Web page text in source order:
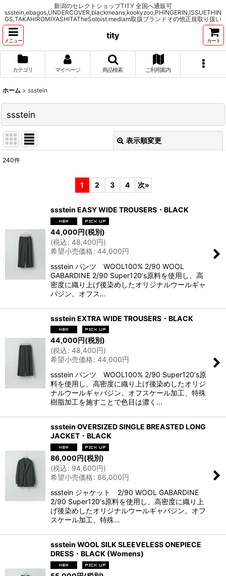
新潟のセレクトショップTITY 全国へ通販可
ssstein,ebagos,UNDERCOVER,blackmeans,kookyzoo,PHINGERIN,ISSUETHIN
GS,TAKAHIROMIYASHITATheSoloist.mediam取扱ブランドその他正規取り扱い
メニュー
tity
カート
カテゴリ マイページ 商品検索 ご利用案内
ホーム > ssstein
ssstein
表示順変更
絞り込む
240件
1 2 3 4 次»
ssstein EASY WIDE TROUSERS・BLACK
44,000円(税別)
(税込: 48,400円)
希望小売価格: 44,000円
ssstein パンツ WOOL100% 2/90 WOOL
GABARDINE 2/90 Super120ʼs原料を使用し、高
密度に織り上げ後染めしたオリジナルウールギャ
バジン。オフス…
ssstein EXTRA WIDE TROUSERS・BLACK
44,000円(税別)
(税込: 48,400円)
希望小売価格: 44,000円
ssstein パンツ WOOL100% 2/90 Super120ʼs原
料を使用し、高密度に織り上げ後染めしたオリジ
ナルウールギャバジン。オフスケール加工、特殊
樹脂加工を施すことで色目は濃く…
ssstein OVERSIZED SINGLE BREASTED LONG
JACKET・BLACK
86,000円(税別)
(税込: 94,600円)
希望小売価格: 86,000円
ssstein ジャケット 2/90 WOOL GABARDINE
2/90 Super120ʼs原料を使用し、高密度に織り上
げ後染めしたオリジナルウールギャバジン。オフ
スケール加工、特殊…
ssstein WOOL SILK SLEEVELESS ONEPIECE
DRESS・BLACK (Womens)